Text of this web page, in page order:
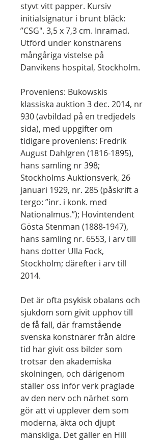
styvt vitt papper. Kursiv
initialsignatur i brunt bläck:
”CSG". 3,5 x 7,3 cm. Inramad.
Utförd under konstnärens
mångåriga vistelse på
Danvikens hospital, Stockholm.
Proveniens: Bukowskis
klassiska auktion 3 dec. 2014, nr
930 (avbildad på en tredjedels
sida), med uppgifter om
tidigare proveniens: Fredrik
August Dahlgren (1816-1895),
hans samling nr 398;
Stockholms Auktionsverk, 26
januari 1929, nr. 285 (påskrift a
tergo: ”inr. i konk. med
Nationalmus.”); Hovintendent
Gösta Stenman (1888-1947),
hans samling nr. 6553, i arv till
hans dotter Ulla Fock,
Stockholm; därefter i arv till
2014.
Det är ofta psykisk obalans och
sjukdom som givit upphov till
de få fall, där framstående
svenska konstnärer från äldre
tid har givit oss bilder som
trotsar den akademiska
skolningen, och därigenom
ställer oss inför verk präglade
av den nerv och närhet som
gör att vi upplever dem som
moderna, äkta och djupt
mänskliga. Det gäller en Hill